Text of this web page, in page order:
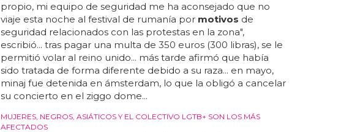
propio, mi equipo de seguridad me ha aconsejado que no
viaje esta noche al festival de rumanía por motivos de
seguridad relacionados con las protestas en la zona",
escribió... tras pagar una multa de 350 euros (300 libras), se le
permitió volar al reino unido... más tarde afirmó que había
sido tratada de forma diferente debido a su raza... en mayo,
minaj fue detenida en ámsterdam, lo que la obligó a cancelar
su concierto en el ziggo dome...
MUJERES, NEGROS, ASIÁTICOS Y EL COLECTIVO LGTB+ SON LOS MÁS
AFECTADOS